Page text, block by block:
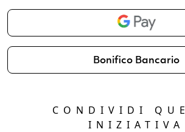
Bonifico Bancario
CONDIVIDI
INIZIATIVA